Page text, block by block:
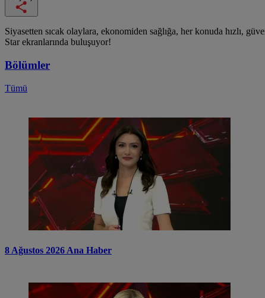
Siyasetten sıcak olaylara, ekonomiden sağlığa, her konuda hızlı,
Star ekranlarında buluşuyor!
Bölümler
Tümü
8 Ağustos 2026 Ana Haber